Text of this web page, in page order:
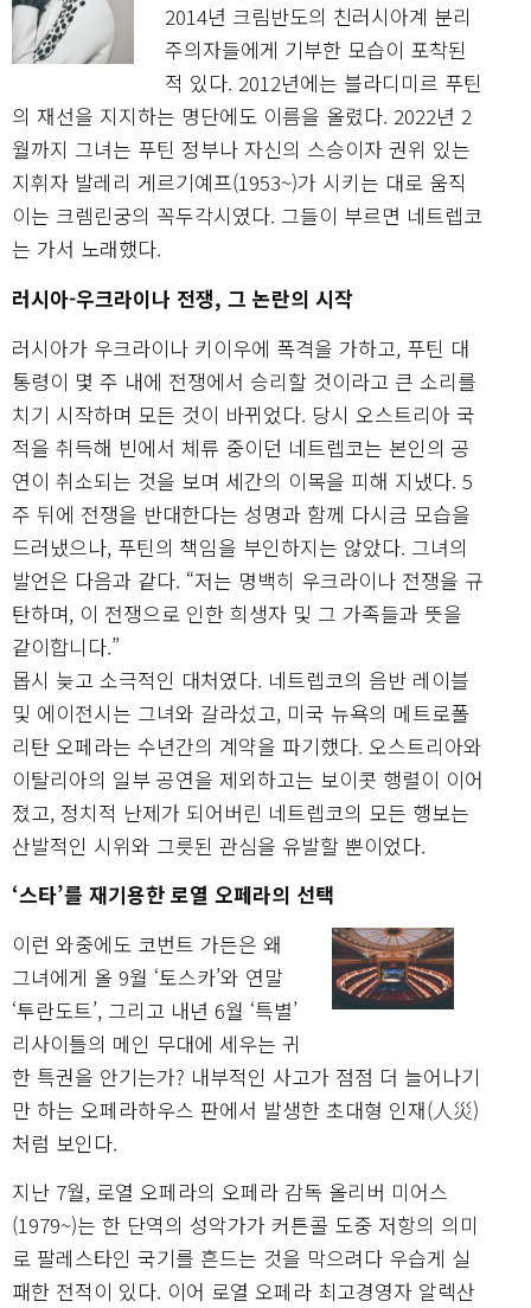
2014년 크림반도의 친러시아계 분리
주의자들에게 기부한 모습이 포착된
적 있다. 2012년에는 블라디미르 푸틴
의 재선을 지지하는 명단에도 이름을 올렸다. 2022년 2
월까지 그녀는 푸틴 정부나 자신의 스승이자 권위 있는
지휘자 발레리 게르기예프(1953~)가 시키는 대로 움직
이는 크렘린궁의 꼭두각시였다. 그들이 부르면 네트렙코
는 가서 노래했다.
러시아-우크라이나 전쟁, 그 논란의 시작
러시아가 우크라이나 키이우에 폭격을 가하고, 푸틴 대
통령이 몇 주 내에 전쟁에서 승리할 것이라고 큰 소리를
치기 시작하며 모든 것이 바뀌었다. 당시 오스트리아 국
적을 취득해 빈에서 체류 중이던 네트렙코는 본인의 공
연이 취소되는 것을 보며 세간의 이목을 피해 지냈다. 5
주 뒤에 전쟁을 반대한다는 성명과 함께 다시금 모습을
드러냈으나, 푸틴의 책임을 부인하지는 않았다. 그녀의
발언은 다음과 같다. “저는 명백히 우크라이나 전쟁을 규
탄하며, 이 전쟁으로 인한 희생자 및 그 가족들과 뜻을
같이합니다.”
몹시 늦고 소극적인 대처였다. 네트렙코의 음반 레이블
및 에이전시는 그녀와 갈라섰고, 미국 뉴욕의 메트로폴
리탄 오페라는 수년간의 계약을 파기했다. 오스트리아와
이탈리아의 일부 공연을 제외하고는 보이콧 행렬이 이어
졌고, 정치적 난제가 되어버린 네트렙코의 모든 행보는
산발적인 시위와 그릇된 관심을 유발할 뿐이었다.
‘스타’를 재기용한 로열 오페라의 선택
이런 와중에도 코번트 가든은 왜
그녀에게 올 9월 ‘토스카’와 연말
‘투란도트’, 그리고 내년 6월 ‘특별’
리사이틀의 메인 무대에 세우는 귀
한 특권을 안기는가? 내부적인 사고가 점점 더 늘어나기
만 하는 오페라하우스 판에서 발생한 초대형 인재(人災)
처럼 보인다.
지난 7월, 로열 오페라의 오페라 감독 올리버 미어스
(1979~)는 한 단역의 성악가가 커튼콜 도중 저항의 의미
로 팔레스타인 국기를 흔드는 것을 막으려다 우습게 실
패한 전적이 있다. 이어 로열 오페라 최고경영자 알렉산